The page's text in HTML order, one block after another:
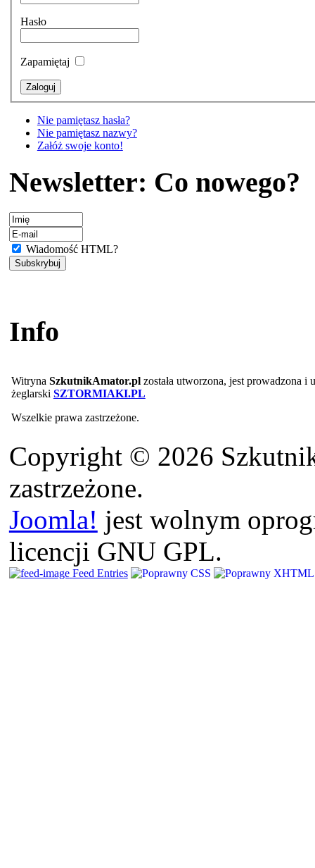
Hasło
Zapamiętaj
Nie pamiętasz hasła?
Nie pamiętasz nazwy?
Załóż swoje konto!
Newsletter: Co nowego?
Wiadomość HTML?
Info
Witryna SzkutnikAmator.plzostała utworzona, jest prowadzona i
żeglarski SZTORMIAKI.PL
Wszelkie prawa zastrzeżone.
Copyright © 2026
zastrzeżone.
Joomla! jest wolnym
licencji GNU GPL.
Feed Entries